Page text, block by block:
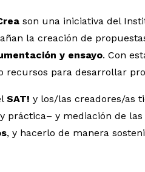
son una iniciativa del
la creación de
y ensayo. Con
recursos para desarrollar
SAT! y los/las creadores/as
práctica– y mediación de
, y hacerlo de manera